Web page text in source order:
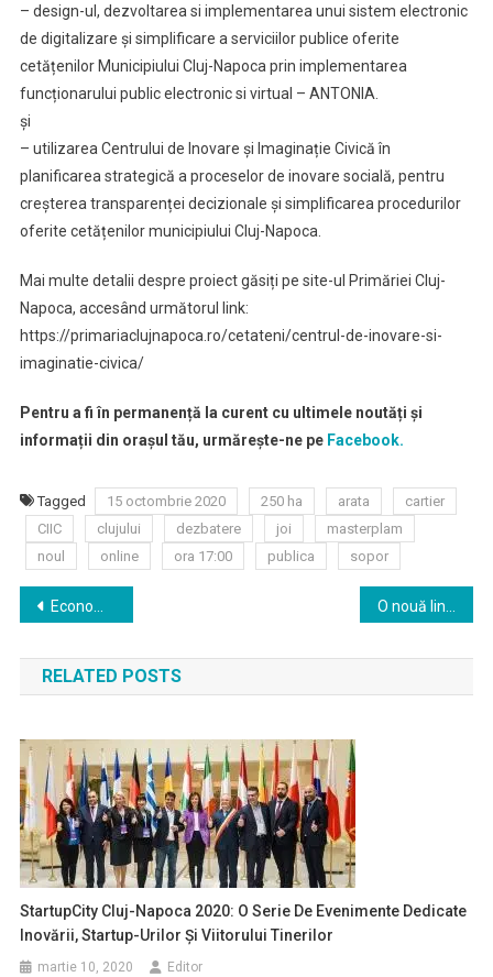
– design-ul, dezvoltarea si implementarea unui sistem electronic
de digitalizare și simplificare a serviciilor publice oferite
cetățenilor Municipiului Cluj-Napoca prin implementarea
funcționarului public electronic si virtual – ANTONIA.
și
– utilizarea Centrului de Inovare și Imaginație Civică în
planificarea strategică a proceselor de inovare socială, pentru
creșterea transparenței decizionale și simplificarea procedurilor
oferite cetățenilor municipiului Cluj-Napoca.
Mai multe detalii despre proiect găsiți pe site-ul Primăriei Cluj-
Napoca, accesând următorul link:
https://primariaclujnapoca.ro/cetateni/centrul-de-inovare-si-
imaginatie-civica/
Pentru a fi în permanență la curent cu ultimele noutăți și
informații din orașul tău, urmărește-ne peFacebook.
Tagged 15 octombrie 2020 250 ha arata
cartier
CIIC
clujului dezbatere joi
masterplam
noul
online ora 17:00 publica sopor
Navigare
în
articole
Economie circulară și eficiență energetică: argumente, soluții și oportunități de eco-business
RELATED POSTS
StartupCity Cluj-Napoca 2020: O Serie De Evenimente Dedicate
Inovării, Startup-Urilor Și Viitorului Tinerilor
martie 10, 2020 Editor